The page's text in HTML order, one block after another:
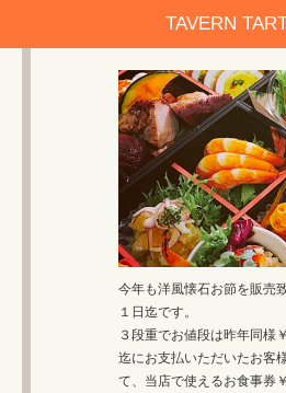
TAVERN
今年も洋風懐石お節を販売
１日迄です。
３段重でお値段は昨年同様
迄にお支払いただいたお客
て、当店で使えるお食事券